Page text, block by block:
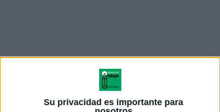
Su privacidad es importante para